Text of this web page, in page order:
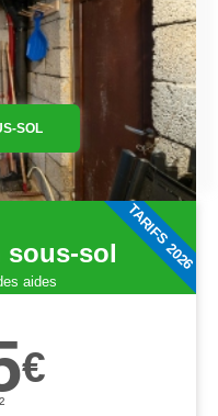
SOL
sous-sol
aides
€
TARIFS 2026